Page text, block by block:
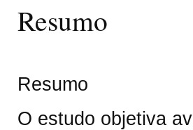
Resumo
Resumo
O estudo objetiva